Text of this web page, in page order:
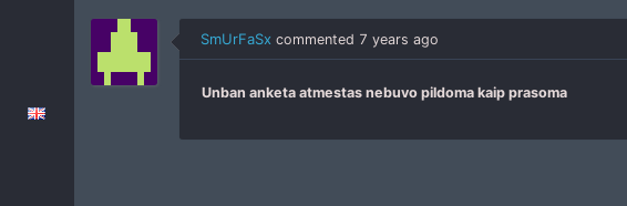
SmUrFaSx commented 7 years ago
Unban anketa atmestas nebuvo pildoma kaip prasoma